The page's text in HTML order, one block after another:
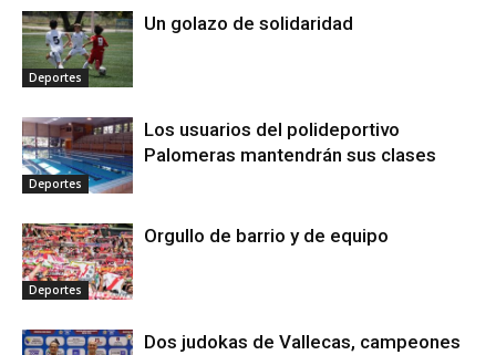
Deportes
Un golazo de solidaridad
Deportes
Los usuarios del polideportivo
Palomeras mantendrán sus clases
Deportes
Orgullo de barrio y de equipo
Dos judokas de Vallecas, campeones